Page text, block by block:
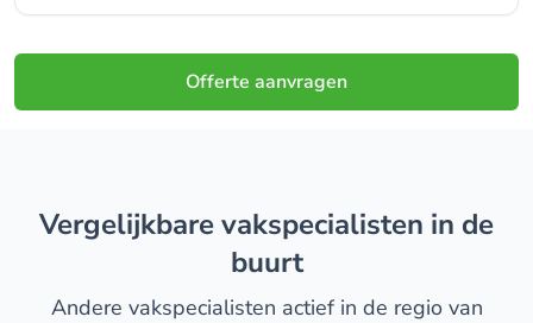
Offerte aanvragen
Vergelijkbare vakspecialisten in de
buurt
Andere vakspecialisten actief in de regio van